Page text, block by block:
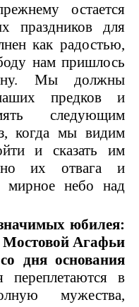
остается
праздников для
как радостью,
нам пришлось
Мы должны
предков и
следующим
когда мы видим
и сказать им
их отвага и
мирное небо над
юбилея:
Мостовой Агафьи
дня основания
в
мужества,